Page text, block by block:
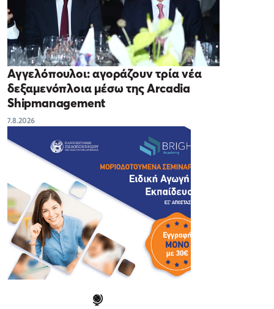
Αγγελόπουλοι: αγοράζουν τρία νέα
δεξαμενόπλοια μέσω της Arcadia
Shipmanagement
7.8.2026